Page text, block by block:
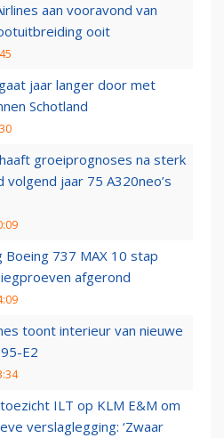
aan vooravond van
ooit
jaar langer door met
Schotland
groeiprognoses na sterk
volgend jaar 75 A320neo’s
Boeing 737 MAX 10 stap
afgerond
toont interieur van nieuwe
E2
ILT op KLM E&M om
verslaglegging: ‘Zwaar